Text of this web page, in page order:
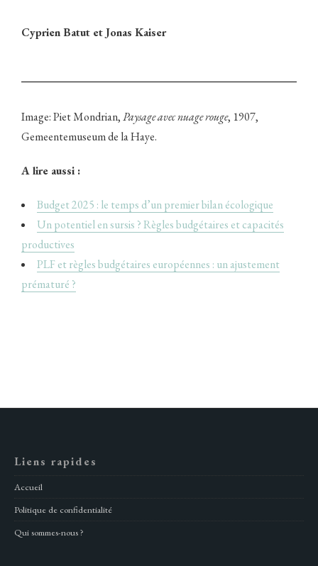
Cyprien Batut et Jonas Kaiser
Image: Piet Mondrian,Paysage avec nuage rouge, 1907,
Gemeentemuseum de la Haye.
A lire aussi :
Budget 2025 : le temps d’un premier bilan écologique
Un potentiel en sursis ? Règles budgétaires et capacités
productives
PLF et règles budgétaires européennes : un ajustement
prématuré ?
Liens rapides
Accueil
Politique de confidentialité
Qui sommes-nous ?